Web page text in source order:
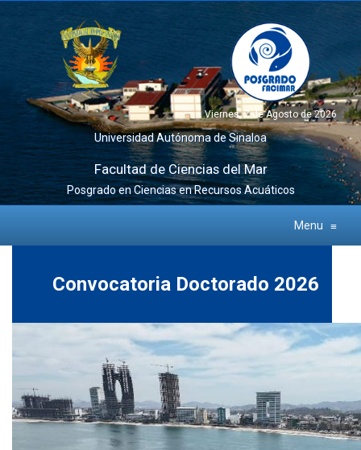
Viernes, 7 de Agosto de 2026
Universidad Autónoma de Sinaloa
Facultad de Ciencias del Mar
Posgrado en Ciencias en Recursos Acuáticos
Menu ≡
Convocatoria Doctorado 2026